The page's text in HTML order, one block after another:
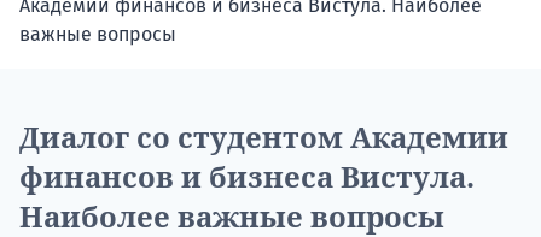
Академии финансов и бизнеса Вистула. Наиболее
важные вопросы
Диалог со студентом Академии
финансов и бизнеса Вистула.
Наиболее важные вопросы